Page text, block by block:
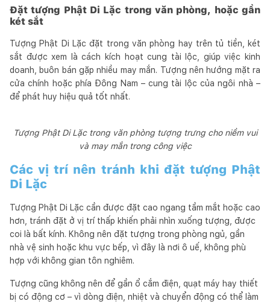
Đặt tượng Phật Di Lặc trong văn phòng, hoặc gần
két sắt
Tượng Phật Di Lặc đặt trong văn phòng hay trên tủ tiền, két
sắt được xem là cách kích hoạt cung tài lộc, giúp việc kinh
doanh, buôn bán gặp nhiều may mắn. Tượng nên hướng mặt ra
cửa chính hoặc phía Đông Nam – cung tài lộc của ngôi nhà –
để phát huy hiệu quả tốt nhất.
Tượng Phật Di Lặc trong văn phòng tượng trưng cho niềm vui
và may mắn trong công việc
Các vị trí nên tránh khi đặt tượng Phật
Di Lặc
Tượng Phật Di Lặc cần được đặt cao ngang tầm mắt hoặc cao
hơn, tránh đặt ở vị trí thấp khiến phải nhìn xuống tượng, được
coi là bất kính. Không nên đặt tượng trong phòng ngủ, gần
nhà vệ sinh hoặc khu vực bếp, vì đây là nơi ô uế, không phù
hợp với không gian tôn nghiêm.
Tượng cũng không nên để gần ổ cắm điện, quạt máy hay thiết
bị có động cơ – vì dòng điện, nhiệt và chuyển động có thể làm